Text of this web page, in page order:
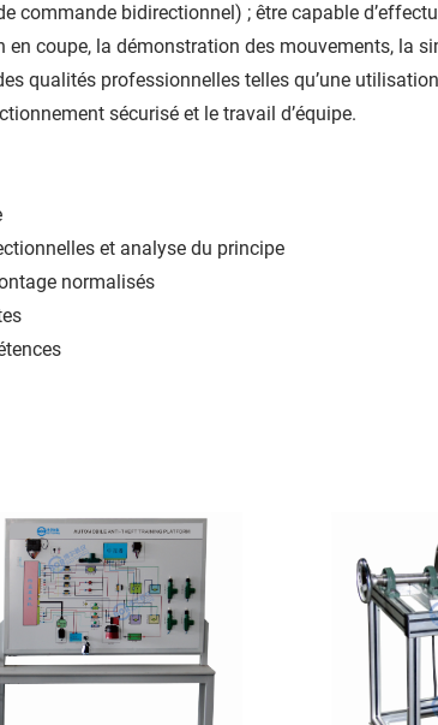
commande bidirectionnel) ; être capable
en coupe, la démonstration des mouvements, la
qualités professionnelles telles qu’une
sécurisé et le travail d’équipe.
et analyse du principe
normalisés